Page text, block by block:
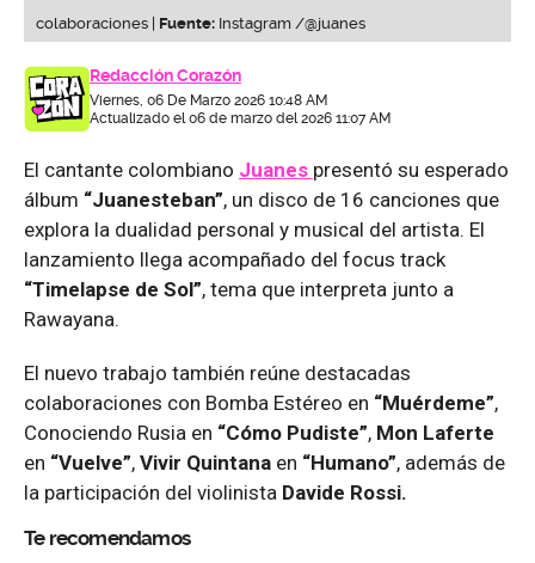
colaboraciones | Fuente: Instagram /@juanes
Redacción Corazón
Viernes, 06 De Marzo 2026 10:48 AM
Actualizado el 06 de marzo del 2026 11:07 AM
El cantante colombiano Juanes presentó su esperado
álbum “Juanesteban”, un disco de 16 canciones que
explora la dualidad personal y musical del artista. El
lanzamiento llega acompañado del focus track
“Timelapse de Sol”, tema que interpreta junto a
Rawayana.
El nuevo trabajo también reúne destacadas
colaboraciones con Bomba Estéreo en “Muérdeme”,
Conociendo Rusia en “Cómo Pudiste”, Mon Laferte
en “Vuelve”, Vivir Quintana en “Humano”, además de
la participación del violinista Davide Rossi.
Te recomendamos